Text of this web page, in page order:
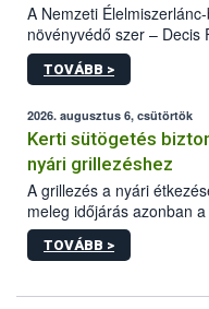
A Nemzeti
növényvédő szer – Decis
engedélyokiratát
egészen a vesszőérettség
érésű szőlőkben is
védekezésre. Az
felhasználók számára is
engedélyezett.
TOVÁBB >
2026. augusztus 6, csütörtök
Kerti sütögetés
nyári grillezéshez
A grillezés a nyári
meleg időjárás azonban
gyorsabb
ezért nem csupán a
higiéniai szabályok
TOVÁBB >